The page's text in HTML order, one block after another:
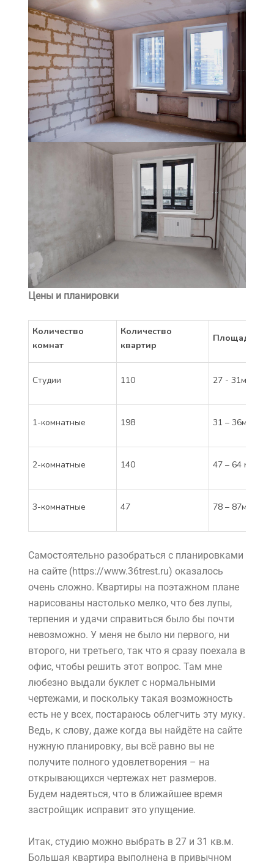
Цены и планировки
Количество
комнат
Количество
квартир
Площадь
Студии 110 27 - 31м2
1-комнатные 198 31 – 36м2
2-комнатные 140 47 – 64 м2
3-комнатные 47 78 – 87м2
Самостоятельно разобраться с планировками
на сайте (https://www.36trest.ru) оказалось
очень сложно. Квартиры на поэтажном плане
нарисованы настолько мелко, что без лупы,
терпения и удачи справиться было бы почти
невозможно. У меня не было ни первого, ни
второго, ни третьего, так что я сразу поехала в
офис, чтобы решить этот вопрос. Там мне
любезно выдали буклет с нормальными
чертежами, и поскольку такая возможность
есть не у всех, постараюсь облегчить эту муку.
Ведь, к слову, даже когда вы найдёте на сайте
нужную планировку, вы всё равно вы не
получите полного удовлетворения – на
открывающихся чертежах нет размеров.
Будем надеяться, что в ближайшее время
застройщик исправит это упущение.
Итак, студию можно выбрать в 27 и 31 кв.м.
Большая квартира выполнена в привычном